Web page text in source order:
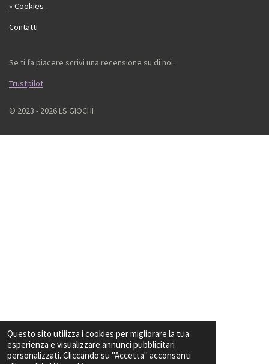
Questo sito utilizza i cookies per migliorare la tua
esperienza e visualizzare annunci pubblicitari
personalizzati. Cliccando su "Accetta" acconsenti
» Cookies
Contatti
Se ti fa piacere scrivi una recensione su di noi:
Trustpilot
© 2023 - 2026 LS GIOCHI